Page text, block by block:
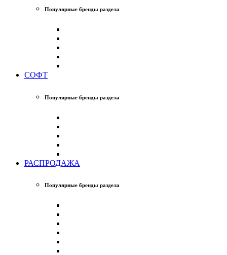
Популярные бренды раздела
СОФТ
Популярные бренды раздела
РАСПРОДАЖА
Популярные бренды раздела